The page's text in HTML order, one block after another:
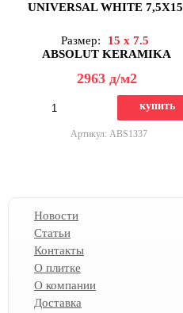
UNIVERSAL WHITE 7,5X15
Размер:
15 x 7.5
ABSOLUT KERAMIKA
2963 д/м2
купить
Артикул: ABS1337
Новости
Статьи
Контакты
О плитке
О компании
Доставка